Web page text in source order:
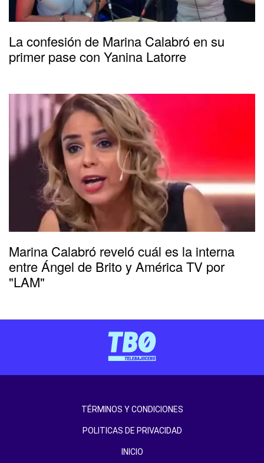
La confesión de Marina Calabró en su
primer pase con Yanina Latorre
Marina Calabró reveló cuál es la interna
entre Ángel de Brito y América TV por
"LAM"
TÉRMINOS Y CONDICIONES
POLITICAS DE PRIVACIDAD
INICIO